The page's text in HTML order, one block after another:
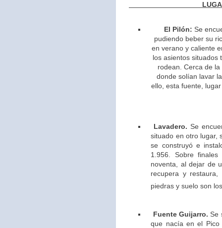
El Pilón: Se
pudiendo beber su
en verano y caliente
los asientos situados
rodean. Cerca de
donde solían lavar
ello, esta fuente,
Lavadero. Se
situado en otro lugar,
se construyó e
1.956. Sobre
noventa, al dejar de
recupera y restaura,
piedras y suelo son
Fuente Guijarro. Se
que nacía en el